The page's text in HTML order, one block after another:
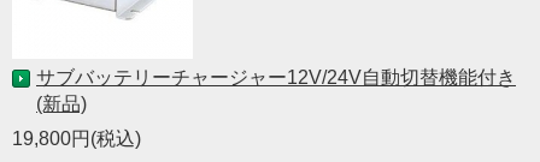
サブバッテリーチャージャー12V/24V自動切替機能付き
(新品)
19,800円(税込)